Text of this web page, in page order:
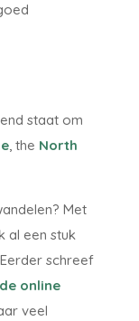
staat om
, the North
Met
al een stuk
schreef
online
veel